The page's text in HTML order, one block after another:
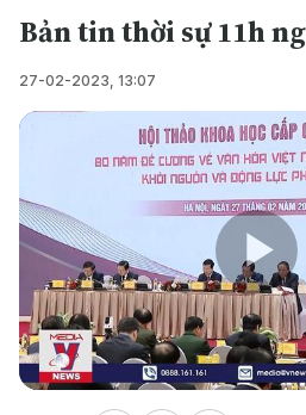
Bản tin thời sự 11h
27-02-2023, 13:07